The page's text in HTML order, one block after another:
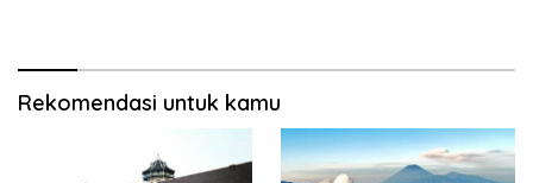
Rekomendasi untuk kamu